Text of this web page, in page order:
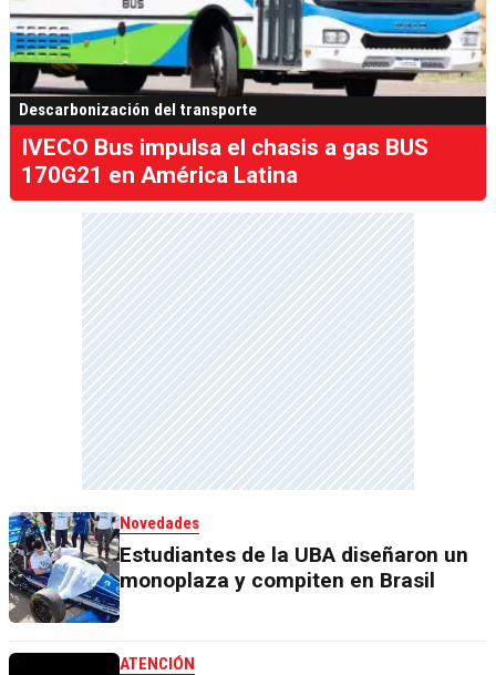
Descarbonización del transporte
IVECO Bus impulsa el chasis a gas BUS
170G21 en América Latina
Novedades
Estudiantes de la UBA diseñaron un
monoplaza y compiten en Brasil
ATENCIÓN